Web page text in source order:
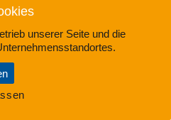
unserer Seite und die